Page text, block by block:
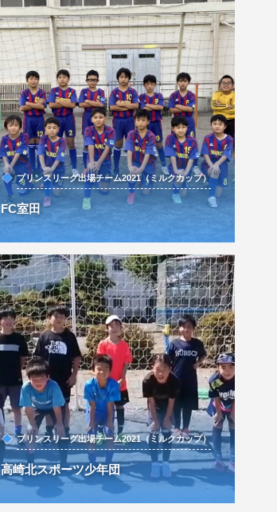
プリンスリーグ出場チーム2021（ミルクカップ）
FC室田
プリンスリーグ出場チーム2021（ミルクカップ）
高崎北スポーツ少年団